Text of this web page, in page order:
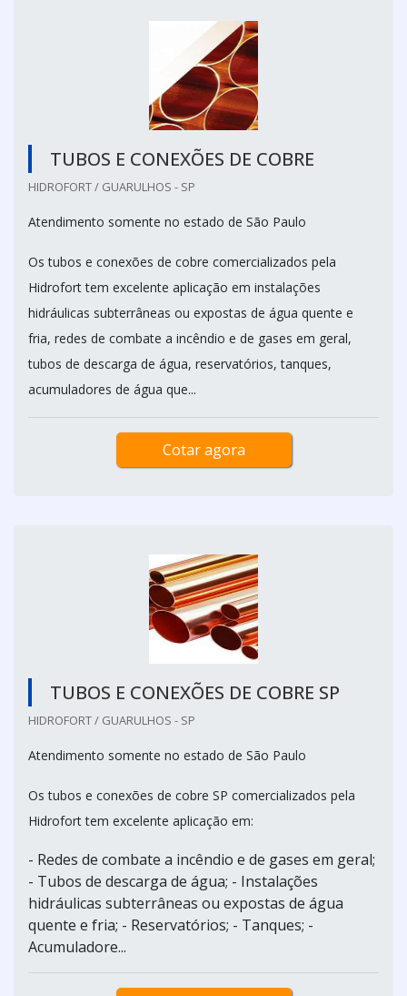
TUBOS E CONEXÕES DE COBRE
HIDROFORT / GUARULHOS - SP
Atendimento somente no estado de São Paulo
Os tubos e conexões de cobre comercializados pela
Hidrofort tem excelente aplicação em instalações
hidráulicas subterrâneas ou expostas de água quente e
fria, redes de combate a incêndio e de gases em geral,
tubos de descarga de água, reservatórios, tanques,
acumuladores de água que...
Cotar agora
TUBOS E CONEXÕES DE COBRE SP
HIDROFORT / GUARULHOS - SP
Atendimento somente no estado de São Paulo
Os tubos e conexões de cobre SP comercializados pela
Hidrofort tem excelente aplicação em:
- Redes de combate a incêndio e de gases em geral;
- Tubos de descarga de água; - Instalações
hidráulicas subterrâneas ou expostas de água
quente e fria; - Reservatórios; - Tanques; -
Acumuladore...